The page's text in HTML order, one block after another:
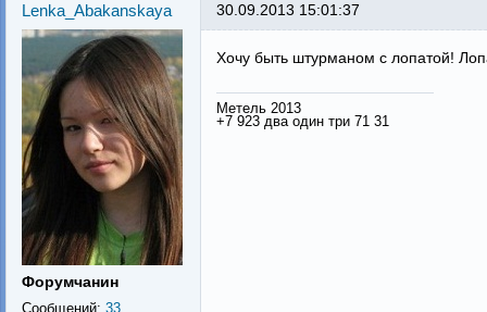
Lenka_Abakanskaya
Форумчанин
Сообщений: 33
30.09.2013 15:01:37
Хочу быть штурманом с лопатой!
Метель 2013
+7 923 два один три 71 31